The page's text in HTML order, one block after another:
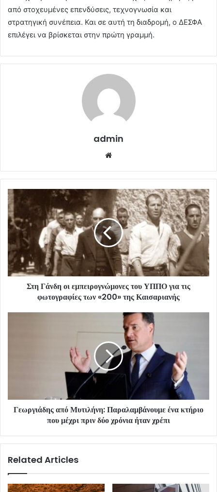
από στοχευμένες επενδύσεις, τεχνογνωσία και
στρατηγική συνέπεια. Και σε αυτή τη διαδρομή, ο ΔΕΣΦΑ
επιλέγει να βρίσκεται στην πρώτη γραμμή.
admin
Στη Γάνδη οι εμπειρογνώμονες του ΥΠΠΟ για τις
φωτογραφίες των «200» της Καισαριανής
Γεωργιάδης από Μυτιλήνη: Παραλαμβάνουμε ένα κτήριο
που μέχρι πριν δύο χρόνια ήταν χρέπι
Related Articles